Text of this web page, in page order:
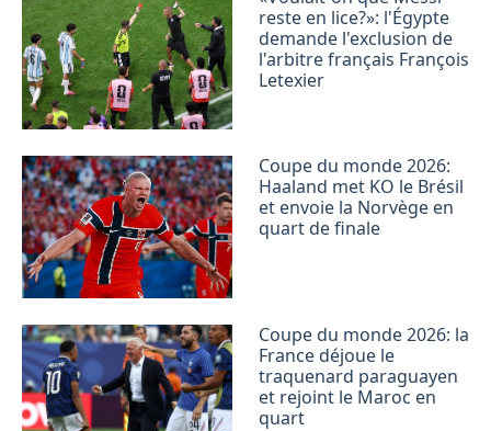
reste en lice?»: l'Égypte
demande l'exclusion de
l'arbitre français François
Letexier
Coupe du monde 2026:
Haaland met KO le Brésil
et envoie la Norvège en
quart de finale
Coupe du monde 2026: la
France déjoue le
traquenard paraguayen
et rejoint le Maroc en
quart